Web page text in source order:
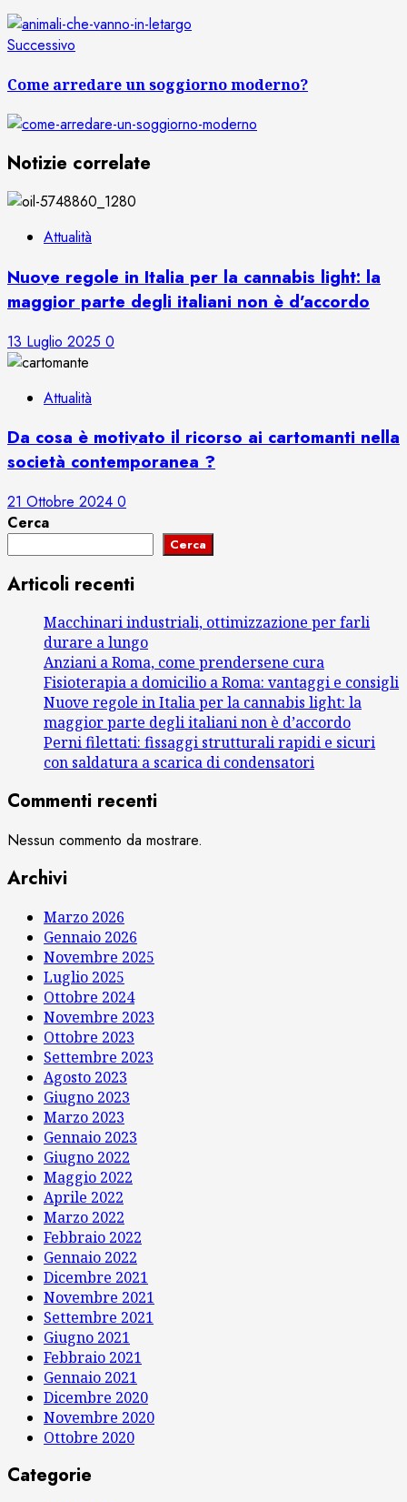
Successivo
Come arredare un soggiorno moderno?
Notizie correlate
Attualità
Nuove regole in Italia per la cannabis light: la
maggior parte degli italiani non è d’accordo
13 Luglio 2025 0
Attualità
Da cosa è motivato il ricorso ai cartomanti nella
società contemporanea ?
21 Ottobre 2024 0
Cerca
Cerca
Articoli recenti
Macchinari industriali, ottimizzazione per farli
durare a lungo
Anziani a Roma, come prendersene cura
Fisioterapia a domicilio a Roma: vantaggi e consigli
Nuove regole in Italia per la cannabis light: la
maggior parte degli italiani non è d’accordo
Perni filettati: fissaggi strutturali rapidi e sicuri
con saldatura a scarica di condensatori
Commenti recenti
Nessun commento da mostrare.
Archivi
Marzo 2026
Gennaio 2026
Novembre 2025
Luglio 2025
Ottobre 2024
Novembre 2023
Ottobre 2023
Settembre 2023
Agosto 2023
Giugno 2023
Marzo 2023
Gennaio 2023
Giugno 2022
Maggio 2022
Aprile 2022
Marzo 2022
Febbraio 2022
Gennaio 2022
Dicembre 2021
Novembre 2021
Settembre 2021
Giugno 2021
Febbraio 2021
Gennaio 2021
Dicembre 2020
Novembre 2020
Ottobre 2020
Categorie